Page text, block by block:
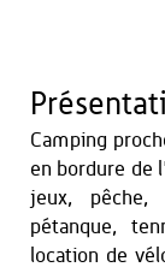
Camping
en bordure de
jeux, pêche,
pétanque,
location de